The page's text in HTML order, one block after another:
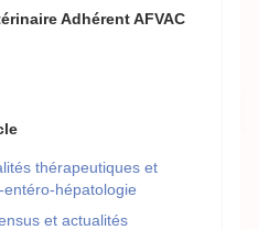
Adhérent AFVAC
thérapeutiques et
hépatologie
et actualités